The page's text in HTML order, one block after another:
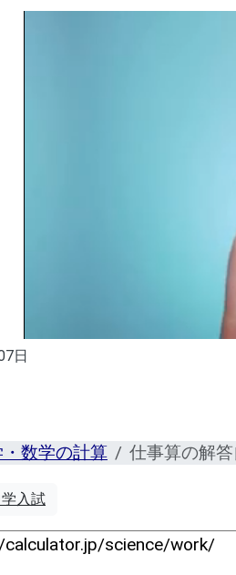
日
数学の計算 仕事算の解
入試